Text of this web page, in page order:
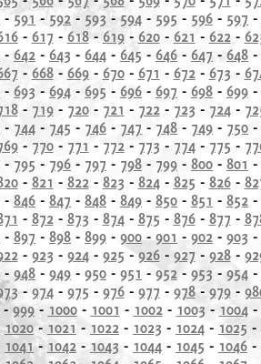
- 591 - 592 - 593 - 594 - 595 - 596 - 597 -
- 617 - 618- 619- 620- 621 - 622-
- 642 - 643 - 644 - 645 - 646 - 647 - 648 -
- 668- 669- 670- 671 - 672- 673 -
- 693 - 694 - 695 - 696 - 697 - 698 - 699 -
- 719- 720- 721 - 722- 723 - 724-
- 744 - 745 - 746 - 747 - 748 - 749 - 750 -
- 770- 771 - 772- 773 - 774- 775 -
- 795 - 796 - 797 - 798 - 799 - 800 - 801 -
- 821 - 822- 823 - 824- 825 - 826-
- 846 - 847 - 848 - 849 - 850 - 851 - 852 -
- 872- 873 - 874- 875 - 876- 877 -
- 897 - 898 - 899 - 900- 901 - 902 - 903 -
- 923 - 924- 925 -926- 927 - 928-
- 948 - 949 - 950 - 951 - 952 - 953 - 954 -
- 974- 975 - 976- 977 - 978-979-
999- 1000- 1001 - 1002- 1003 - 1004-
1020- 1021 - 1022 - 1023 - 1024 - 1025 -
1041- 1042 - 1043 - 1044 - 1045 - 1046 -